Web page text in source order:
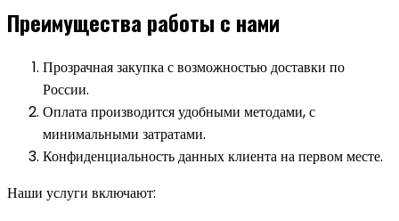
Преимущества работы с нами
Прозрачная закупка с возможностью доставки по
России.
Оплата производится удобными методами, с
минимальными затратами.
Конфиденциальность данных клиента на первом месте.
Наши услуги включают: